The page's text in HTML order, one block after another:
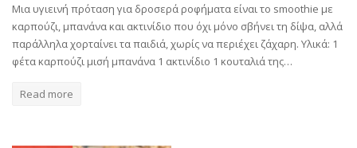
Μια υγιεινή πρόταση για δροσερά ροφήματα είναι το smoothie με
καρπούζι, μπανάνα και ακτινίδιο που όχι μόνο σβήνει τη δίψα, αλλά
παράλληλα χορταίνει τα παιδιά, χωρίς να περιέχει ζάχαρη. Υλικά: 1
φέτα καρπούζι μισή μπανάνα 1 ακτινίδιο 1 κουταλιά της…
Read more